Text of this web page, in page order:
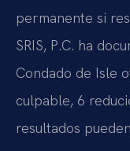
permanente si
SRIS, P.C. ha
Condado de Isle
culpable, 6
resultados